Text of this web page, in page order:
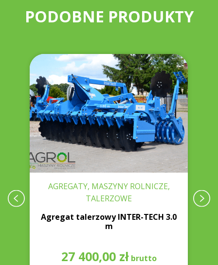
PODOBNE PRODUKTY
AGREGATY, MASZYNY ROLNICZE,
TALERZOWE
Agregat talerzowy INTER-TECH 3.0
m
27 400,00 zł